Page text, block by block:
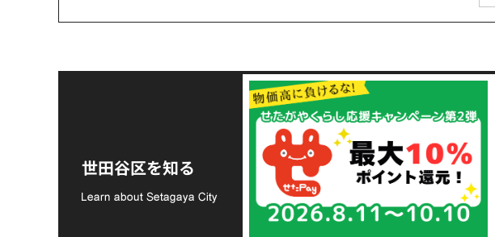
世田谷区を知る
支援金の募集につい
て